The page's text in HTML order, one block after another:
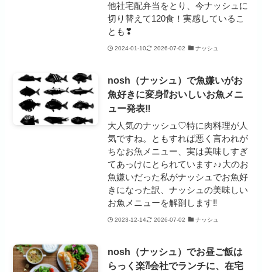
他社宅配弁当をとり、今ナッシュに
切り替えて120食！実感しているこ
とも❣
2024-01-10 2026-07-02 ナッシュ
nosh（ナッシュ）で魚嫌いがお
魚好きに変身⁉おいしいお魚メニ
ュー発表‼
大人気のナッシュ♡特に肉料理が人
気ですね。ともすれば悪く言われが
ちなお魚メニュー、実は美味しすぎ
てあっけにとられています♪♪大のお
魚嫌いだった私がナッシュでお魚好
きになった訳、ナッシュの美味しい
お魚メニューを解剖します‼
2023-12-14 2026-07-02 ナッシュ
nosh（ナッシュ）でお昼ご飯は
らっく楽⁈会社でランチに、在宅